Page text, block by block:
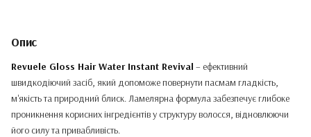
Опис
Revuele Gloss Hair Water Instant Revival – ефективний
швидкодіючий засіб, який допоможе повернути пасмам гладкість,
м'якість та природний блиск. Ламелярна формула забезпечує глибоке
проникнення корисних інгредієнтів у структуру волосся, відновлюючи
його силу та привабливість.